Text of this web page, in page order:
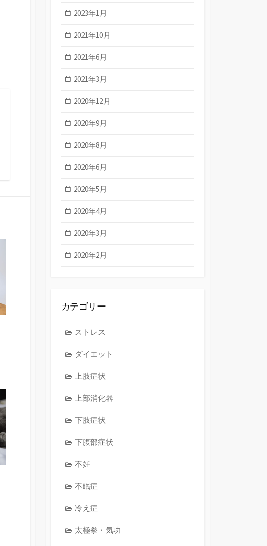
2023年1月
2021年10月
2021年6月
2021年3月
2020年12月
2020年9月
2020年8月
2020年6月
2020年5月
2020年4月
2020年3月
2020年2月
カテゴリー
ストレス
ダイエット
上肢症状
上部消化器
下肢症状
下腹部症状
不妊
不眠症
冷え症
太極拳・気功